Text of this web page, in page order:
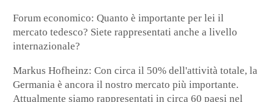
Forum economico: Quanto è importante per lei il
mercato tedesco? Siete rappresentati anche a livello
internazionale?
Markus Hofheinz: Con circa il 50% dell'attività totale, la
Germania è ancora il nostro mercato più importante.
Attualmente siamo rappresentati in circa 60 paesi nel